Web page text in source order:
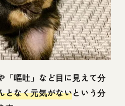
「嘔吐」など目に見えて分
となく元気がないという分